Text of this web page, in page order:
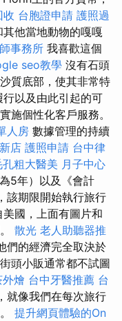
收 台胞證申請 護照過
他當地動物的嘎嘎
事務所 我喜歡這個
seo教學 沒有石頭
質底部，使其非常特
以及由此引起的可
施個性化客戶服務。
人房 數據管理的持續
店 護照申請 台中律
孔粗大醫美 月子中心
5年）以及《會計
該期限開始執行旅行
國，上面有圖片和
散光 老人助聽器推
們的經濟完全取決於
頭小販通常都不試圖
燴 台中牙醫推薦 台
就像我們在每次旅行
提升網頁體驗的On